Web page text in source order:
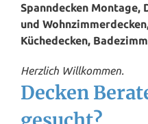
Spanndecken Montage,
und
Küchedecken,
Herzlich Willkommen.
Decken